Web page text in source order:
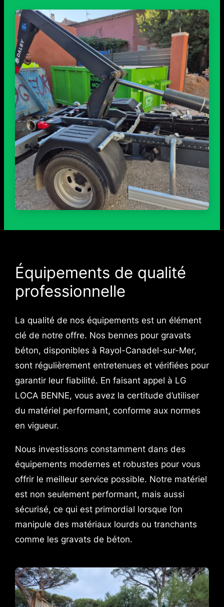
Équipements de qualité
professionnelle
La qualité de nos équipements est un élément
clé de notre offre. Nos bennes pour gravats
béton, disponibles à Rayol-Canadel-sur-Mer,
sont régulièrement entretenues et vérifiées pour
garantir leur fiabilité. En faisant appel à LG
LOCA BENNE, vous avez la certitude d’utiliser
du matériel performant, conforme aux normes
en vigueur.
Nous investissons constamment dans des
équipements modernes et robustes pour vous
offrir le meilleur service possible. Notre matériel
est non seulement performant, mais aussi
sécurisé, ce qui est primordial lorsque l’on
manipule des matériaux lourds ou tranchants
comme les gravats de béton.